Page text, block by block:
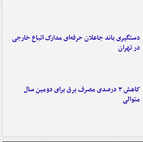
دستگیری باند جاعلان حرفه‌ای مدارک اتباع خارجی
در تهران
کاهش ۳ درصدی مصرف برق برای دومین سال
متوالی